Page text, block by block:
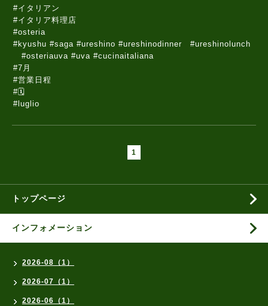
#イタリアン
#イタリア料理店
#osteria
#kyushu #saga #ureshino #ureshinodinner #ureshinolunch
#osteriauva #uva #cucinaitaliana
#7月
#営業日程
#🗓️
#luglio
1
トップページ
インフォメーション
2026-08（1）
2026-07（1）
2026-06（1）